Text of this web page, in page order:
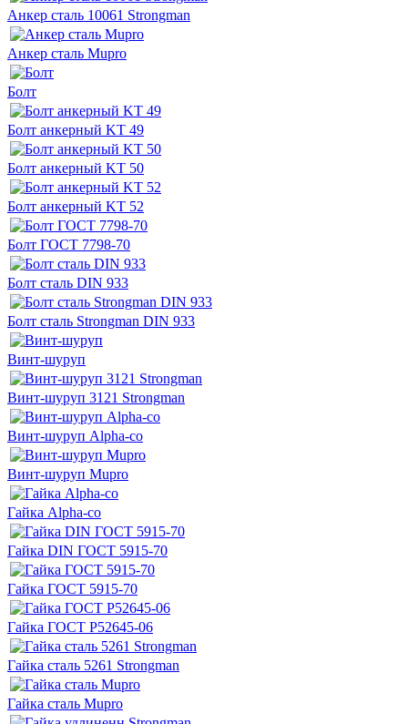
Анкер сталь 10061 Strongman
Анкер сталь Mupro
Болт
Болт анкерный KT 49
Болт анкерный KT 50
Болт анкерный KT 52
Болт ГОСТ 7798-70
Болт сталь DIN 933
Болт сталь Strongman DIN 933
Винт-шуруп
Винт-шуруп 3121 Strongman
Винт-шуруп Alpha-co
Винт-шуруп Mupro
Гайка Alpha-co
Гайка DIN ГОСТ 5915-70
Гайка ГОСТ 5915-70
Гайка ГОСТ Р52645-06
Гайка сталь 5261 Strongman
Гайка сталь Mupro